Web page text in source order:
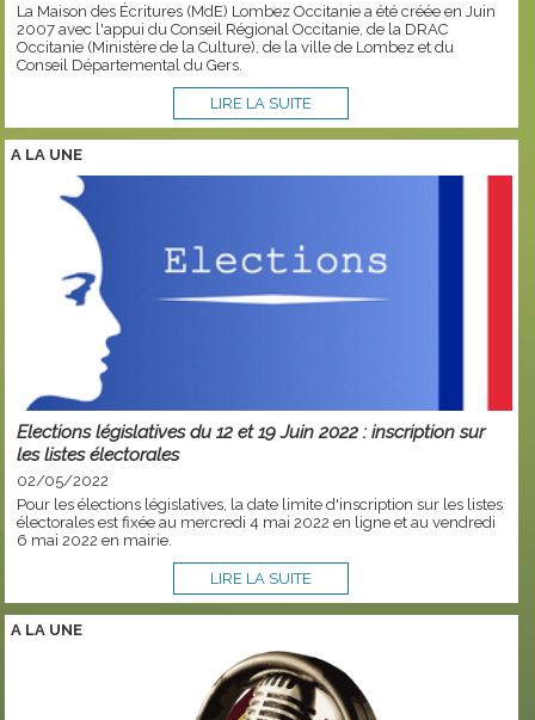
La Maison des Écritures (MdE) Lombez Occitanie a été créée en Juin
2007 avec l'appui du Conseil Régional Occitanie, de la DRAC
Occitanie (Ministère de la Culture), de la ville de Lombez et du
Conseil Départemental du Gers.
LIRE LA SUITE
A LA UNE
Elections législatives du 12 et 19 Juin 2022 : inscription sur
les listes électorales
02/05/2022
Pour les élections législatives, la date limite d'inscription sur les listes
électorales est fixée au mercredi 4 mai 2022 en ligne et au vendredi
6 mai 2022 en mairie.
LIRE LA SUITE
A LA UNE